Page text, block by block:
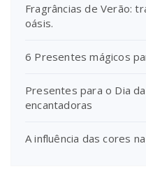
Fragrâncias de Verão:
oásis.
6 Presentes mágicos
Presentes para o Dia
encantadoras
A influência das cores